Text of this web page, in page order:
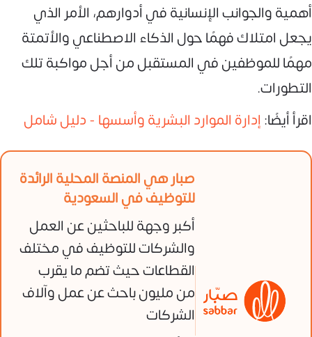
أهمية والجوانب الإنسانية في أدوارهم، الأمر الذي
يجعل امتلاك فهمًا حول الذكاء الاصطناعي والأتمتة
مهمًا للموظفين في المستقبل من أجل مواكبة تلك
التطورات.
اقرأ أيضًا:إدارة الموارد البشرية وأسسها - دليل شامل
صبار هي المنصة المحلية الرائدة
للتوظيف في السعودية
أكبر وجهة للباحثين عن العمل
والشركات للتوظيف في مختلف
القطاعات حيث تضم ما يقرب
من مليون باحث عن عمل وآلاف
الشركات